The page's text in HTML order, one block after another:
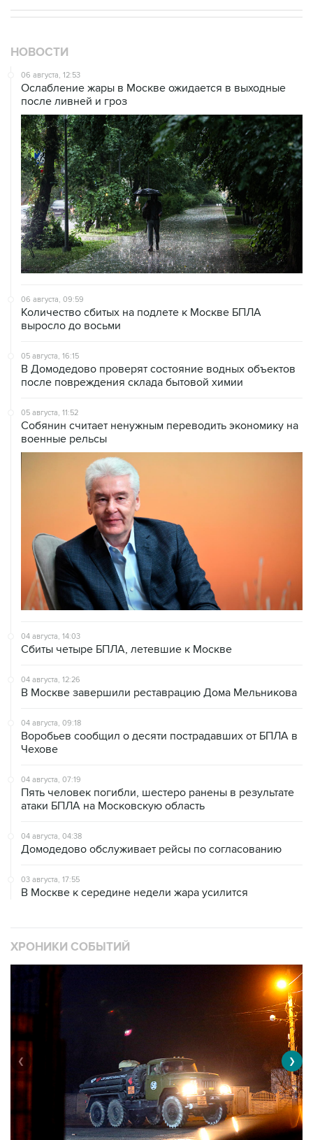
НОВОСТИ
06 августа, 12:53
Ослабление жары в Москве ожидается в выходные
после ливней и гроз
06 августа, 09:59
Количество сбитых на подлете к Москве БПЛА
выросло до восьми
05 августа, 16:15
В Домодедово проверят состояние водных объектов
после повреждения склада бытовой химии
05 августа, 11:52
Собянин считает ненужным переводить экономику на
военные рельсы
04 августа, 14:03
Сбиты четыре БПЛА, летевшие к Москве
04 августа, 12:26
В Москве завершили реставрацию Дома Мельникова
04 августа, 09:18
Воробьев сообщил о десяти пострадавших от БПЛА в
Чехове
04 августа, 07:19
Пять человек погибли, шестеро ранены в результате
атаки БПЛА на Московскую область
04 августа, 04:38
Домодедово обслуживает рейсы по согласованию
03 августа, 17:55
В Москве к середине недели жара усилится
ХРОНИКИ СОБЫТИЙ
❮ ❯